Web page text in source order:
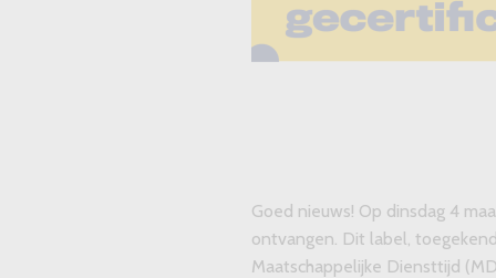
Goed nieuws! Op dinsdag 4
ontvangen. Dit label,
Maatschappelijke Diensttijd